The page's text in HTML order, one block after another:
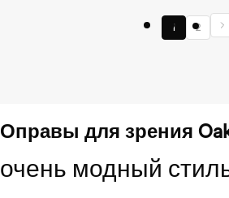
1 2
Оправы для зрения
очень модный